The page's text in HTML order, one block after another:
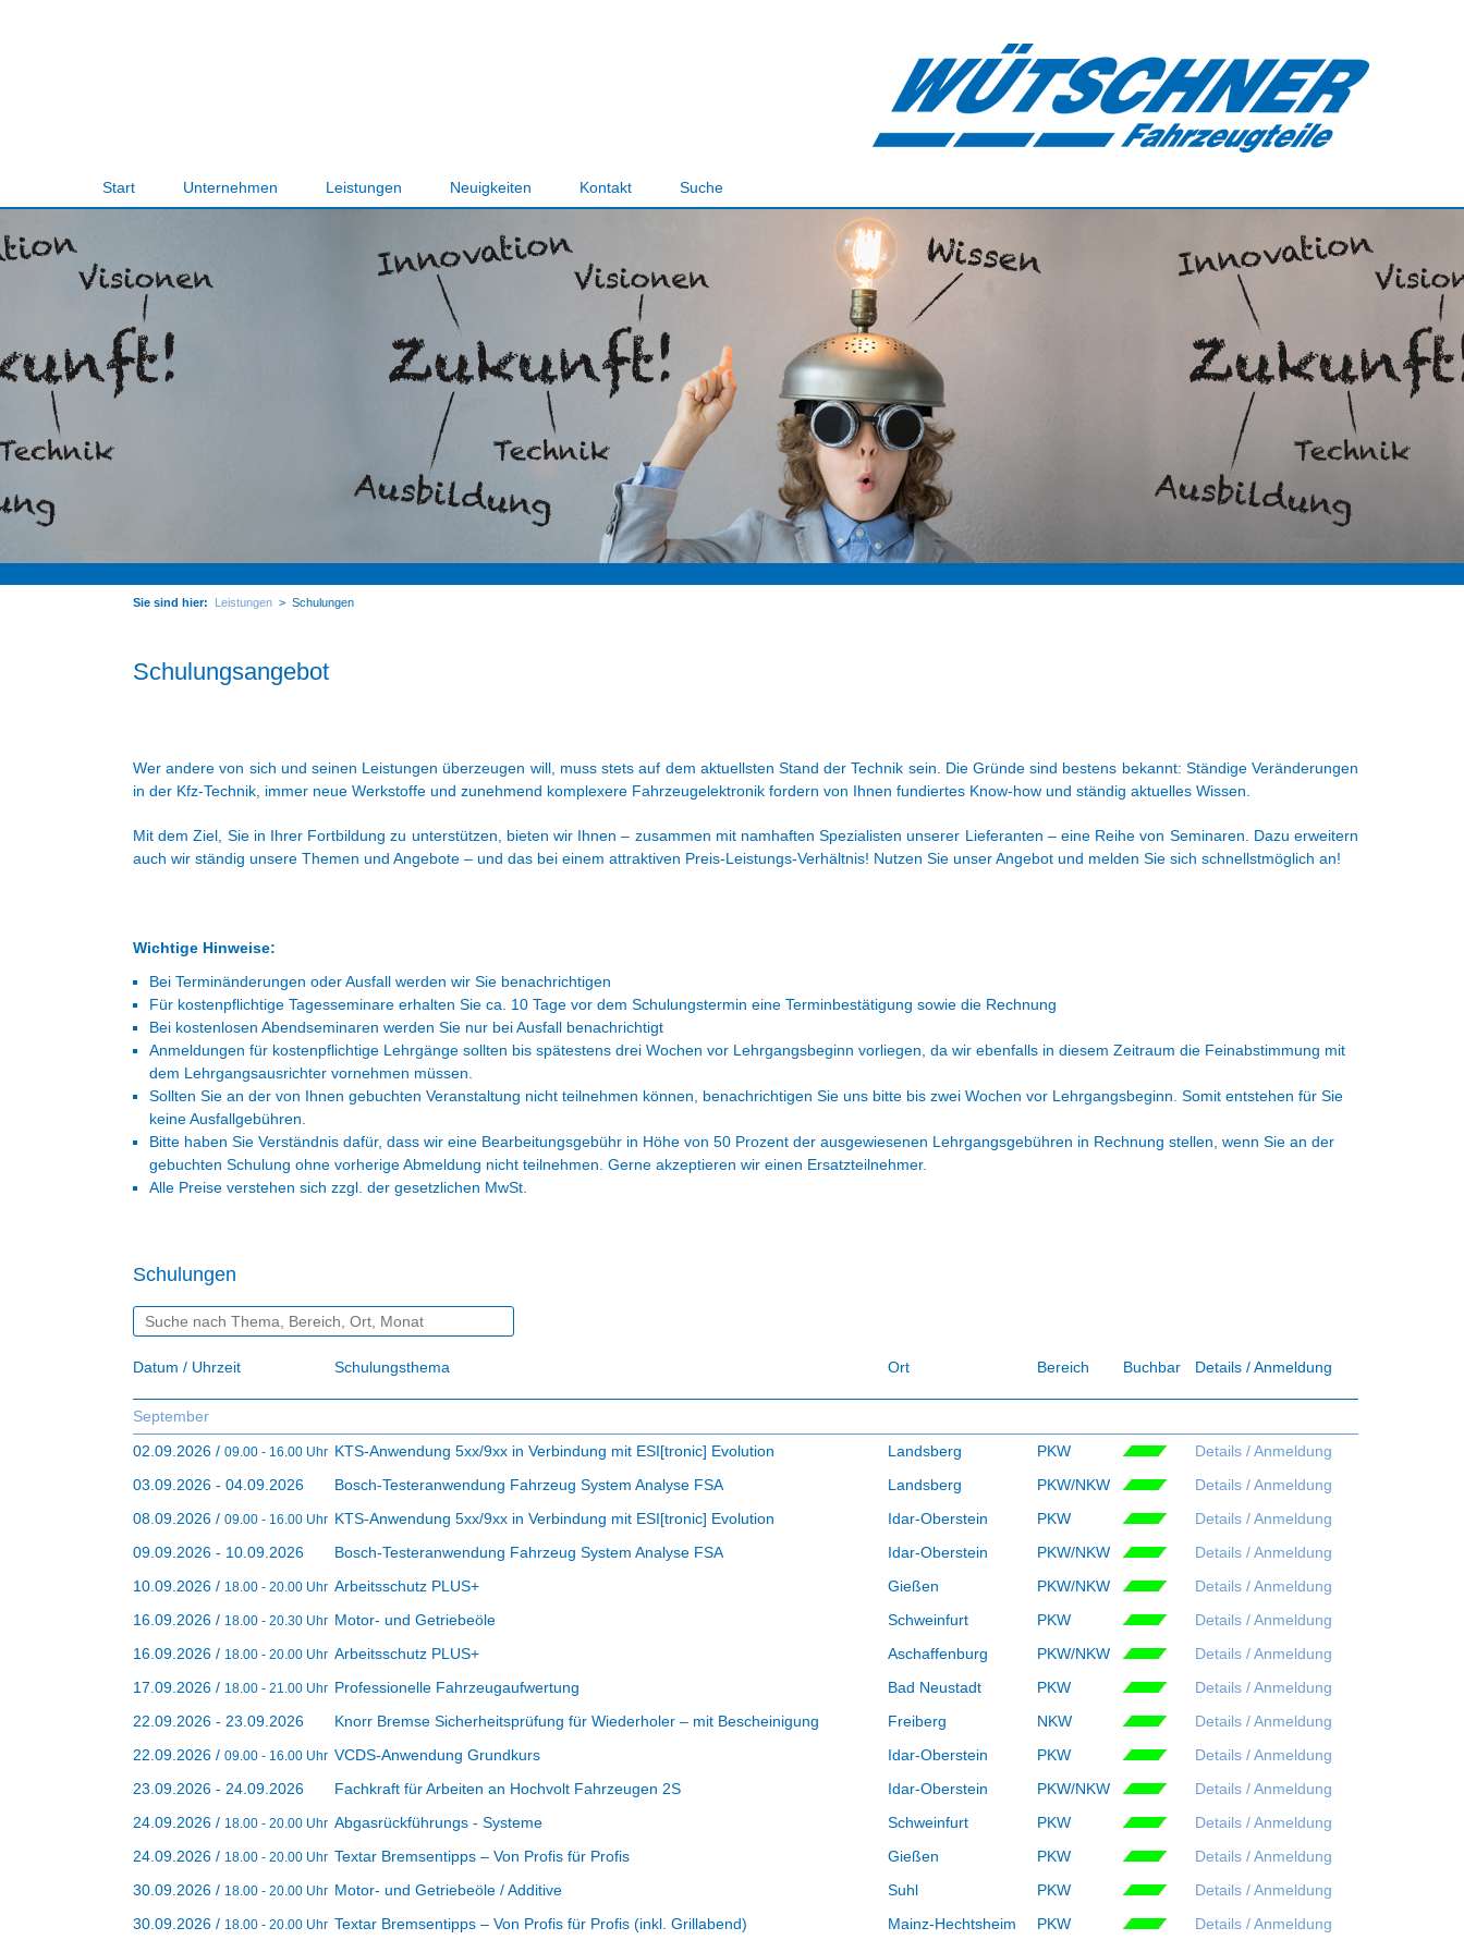
überspringen
Start Unternehmen Leistungen Neuigkeiten Kontakt Suche
Sie sind hier: Leistungen > Schulungen
Schulungsangebot
Wer andere von sich und seinen Leistungen überzeugen will, muss stets auf dem aktuellsten Stand der Technik sein. Die Gründe sind bestens bekannt: Ständige Veränderungen
in der Kfz-Technik, immer neue Werkstoffe und zunehmend komplexere Fahrzeugelektronik fordern von Ihnen fundiertes Know-how und ständig aktuelles Wissen.
Mit dem Ziel, Sie in Ihrer Fortbildung zu unterstützen, bieten wir Ihnen – zusammen mit namhaften Spezialisten unserer Lieferanten – eine Reihe von Seminaren. Dazu erweitern
auch wir ständig unsere Themen und Angebote – und das bei einem attraktiven Preis-Leistungs-Verhältnis! Nutzen Sie unser Angebot und melden Sie sich schnellstmöglich an!
Wichtige Hinweise:
Bei Terminänderungen oder Ausfall werden wir Sie benachrichtigen
Für kostenpflichtige Tagesseminare erhalten Sie ca. 10 Tage vor dem Schulungstermin eine Terminbestätigung sowie die Rechnung
Bei kostenlosen Abendseminaren werden Sie nur bei Ausfall benachrichtigt
Anmeldungen für kostenpflichtige Lehrgänge sollten bis spätestens drei Wochen vor Lehrgangsbeginn vorliegen, da wir ebenfalls in diesem Zeitraum die Feinabstimmung mit
dem Lehrgangsausrichter vornehmen müssen.
Sollten Sie an der von Ihnen gebuchten Veranstaltung nicht teilnehmen können, benachrichtigen Sie uns bitte bis zwei Wochen vor Lehrgangsbeginn. Somit entstehen für Sie
keine Ausfallgebühren.
Bitte haben Sie Verständnis dafür, dass wir eine Bearbeitungsgebühr in Höhe von 50 Prozent der ausgewiesenen Lehrgangsgebühren in Rechnung stellen, wenn Sie an der
gebuchten Schulung ohne vorherige Abmeldung nicht teilnehmen. Gerne akzeptieren wir einen Ersatzteilnehmer.
Alle Preise verstehen sich zzgl. der gesetzlichen MwSt.
Schulungen
Datum / Uhrzeit Schulungsthema Ort Bereich Buchbar Details / Anmeldung
September
02.09.2026 / 09.00 - 16.00 Uhr KTS-Anwendung 5xx/9xx in Verbindung mit ESI[tronic] Evolution Landsberg PKW
Details / Anmeldung
03.09.2026 - 04.09.2026
Bosch-Testeranwendung Fahrzeug System Analyse FSA Landsberg PKW/NKW
Details / Anmeldung
08.09.2026 / 09.00 - 16.00 Uhr KTS-Anwendung 5xx/9xx in Verbindung mit ESI[tronic] Evolution Idar-Oberstein PKW
Details / Anmeldung
09.09.2026 - 10.09.2026
Bosch-Testeranwendung Fahrzeug System Analyse FSA Idar-Oberstein PKW/NKW
Details / Anmeldung
10.09.2026 / 18.00 - 20.00 Uhr Arbeitsschutz PLUS+ Gießen PKW/NKW
Details / Anmeldung
16.09.2026 / 18.00 - 20.30 Uhr Motor- und Getriebeöle Schweinfurt PKW
Details / Anmeldung
16.09.2026 / 18.00 - 20.00 Uhr Arbeitsschutz PLUS+ Aschaffenburg PKW/NKW
Details / Anmeldung
17.09.2026 / 18.00 - 21.00 Uhr Professionelle Fahrzeugaufwertung Bad Neustadt PKW
Details / Anmeldung
22.09.2026 - 23.09.2026
Knorr Bremse Sicherheitsprüfung für Wiederholer – mit Bescheinigung Freiberg NKW
Details / Anmeldung
22.09.2026 / 09.00 - 16.00 Uhr VCDS-Anwendung Grundkurs Idar-Oberstein PKW
Details / Anmeldung
23.09.2026 - 24.09.2026
Fachkraft für Arbeiten an Hochvolt Fahrzeugen 2S Idar-Oberstein PKW/NKW
Details / Anmeldung
24.09.2026 / 18.00 - 20.00 Uhr Abgasrückführungs - Systeme Schweinfurt PKW
Details / Anmeldung
24.09.2026 / 18.00 - 20.00 Uhr Textar Bremsentipps – Von Profis für Profis Gießen PKW
Details / Anmeldung
30.09.2026 / 18.00 - 20.00 Uhr Motor- und Getriebeöle / Additive Suhl PKW
Details / Anmeldung
30.09.2026 / 18.00 - 20.00 Uhr Textar Bremsentipps – Von Profis für Profis (inkl. Grillabend) Mainz-Hechtsheim PKW
Details / Anmeldung